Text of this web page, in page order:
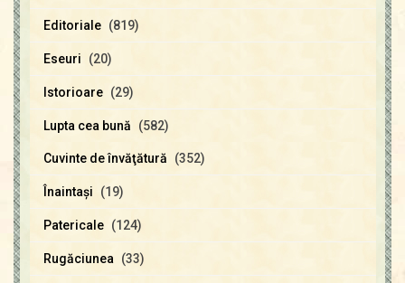
Editoriale (819)
Eseuri (20)
Istorioare (29)
Lupta cea bună (582)
Cuvinte de învăţătură (352)
Înaintaşi (19)
Patericale (124)
Rugăciunea (33)